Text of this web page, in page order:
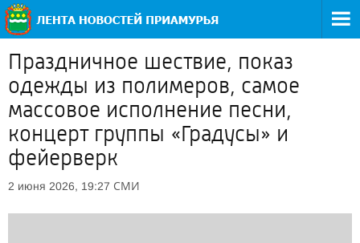
Праздничное шествие, показ
одежды из полимеров, самое
массовое исполнение песни,
концерт группы «Градусы» и
фейерверк
2 июня 2026, 19:27 СМИ